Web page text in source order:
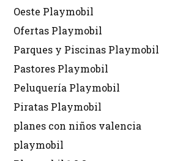
Oeste Playmobil
Ofertas Playmobil
Parques y Piscinas Playmobil
Pastores Playmobil
Peluquería Playmobil
Piratas Playmobil
planes con niños valencia
playmobil